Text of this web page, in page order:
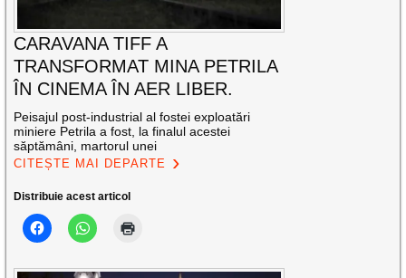
CARAVANA TIFF A
TRANSFORMAT MINA PETRILA
ÎN CINEMA ÎN AER LIBER.
Peisajul post-industrial al fostei exploatări
miniere Petrila a fost, la finalul acestei
săptămâni, martorul unei
CITEȘTE MAI DEPARTE
Distribuie acest articol